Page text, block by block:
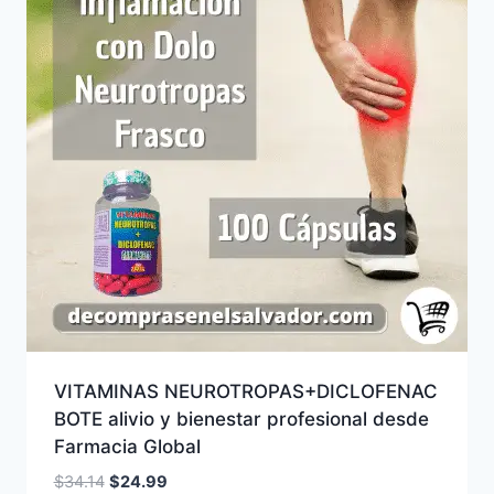
VITAMINAS NEUROTROPAS+DICLOFENAC
BOTE alivio y bienestar profesional desde
Farmacia Global
$34.14 El
$24.99El